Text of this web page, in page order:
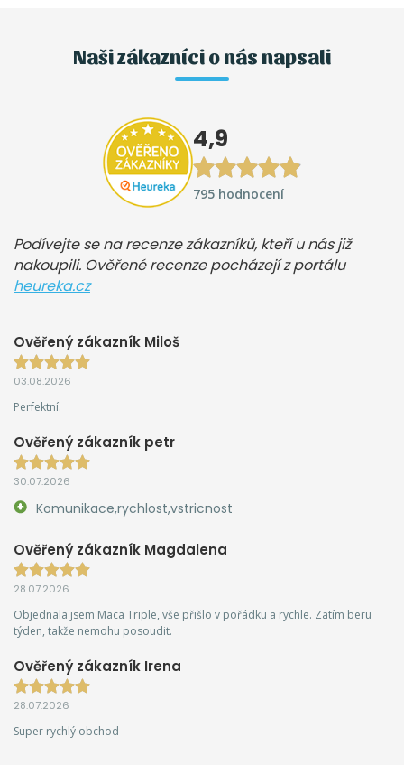
Naši zákazníci o nás napsali
4,9
795 hodnocení
Podívejte se na recenze zákazníků, kteří u nás již
nakoupili. Ověřené recenze pocházejí z portálu
heureka.cz
Ověřený zákazník Miloš
03.08.2026
Perfektní.
Ověřený zákazník petr
30.07.2026
Komunikace,rychlost,vstricnost
Ověřený zákazník Magdalena
28.07.2026
Objednala jsem Maca Triple, vše přišlo v pořádku a rychle. Zatím beru
týden, takže nemohu posoudit.
Ověřený zákazník Irena
28.07.2026
Super rychlý obchod